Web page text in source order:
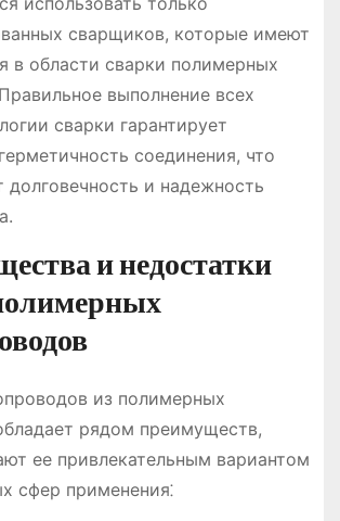
сварщиков, которые имеют
в области сварки полимерных
выполнение всех
сварки гарантирует
соединения, что
долговечность и надежность
и недостатки
из полимерных
рядом преимуществ,
ее привлекательным вариантом
сфер применения⁚